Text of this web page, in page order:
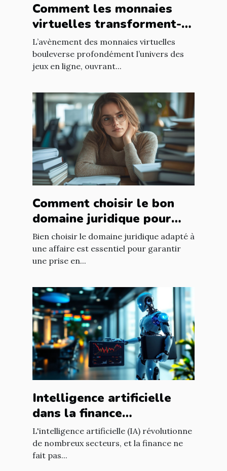
Comment les monnaies
virtuelles transforment-
elles les jeux en ligne ?
L’avènement des monnaies virtuelles
bouleverse profondément l’univers des
jeux en ligne, ouvrant...
Comment choisir le bon
domaine juridique pour
votre affaire ?
Bien choisir le domaine juridique adapté à
une affaire est essentiel pour garantir
une prise en...
Intelligence artificielle
dans la finance
opportunités de
croissance et
réglementation
L'intelligence artificielle (IA) révolutionne
de nombreux secteurs, et la finance ne
fait pas...